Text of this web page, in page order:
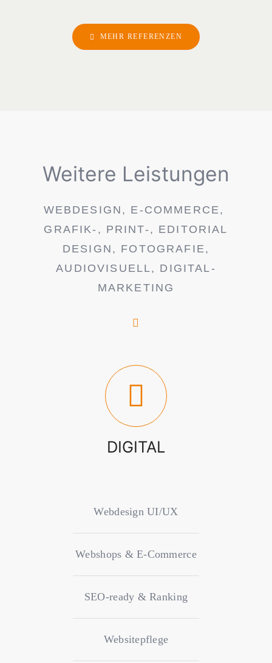
MEHR REFERENZEN
Weitere Leistungen
WEBDESIGN, E-COMMERCE,
GRAFIK-, PRINT-, EDITORIAL
DESIGN, FOTOGRAFIE,
AUDIOVISUELL, DIGITAL-
MARKETING
DIGITAL
Webdesign UI/UX
Webshops & E-Commerce
SEO-ready & Ranking
Websitepflege